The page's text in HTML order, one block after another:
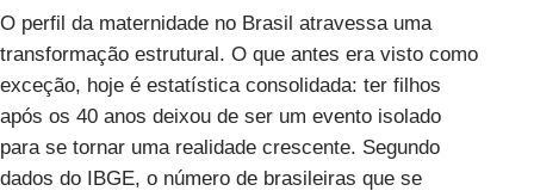
O perfil da maternidade no Brasil atravessa uma
transformação estrutural. O que antes era visto como
exceção, hoje é estatística consolidada: ter filhos
após os 40 anos deixou de ser um evento isolado
para se tornar uma realidade crescente. Segundo
dados do IBGE, o número de brasileiras que se